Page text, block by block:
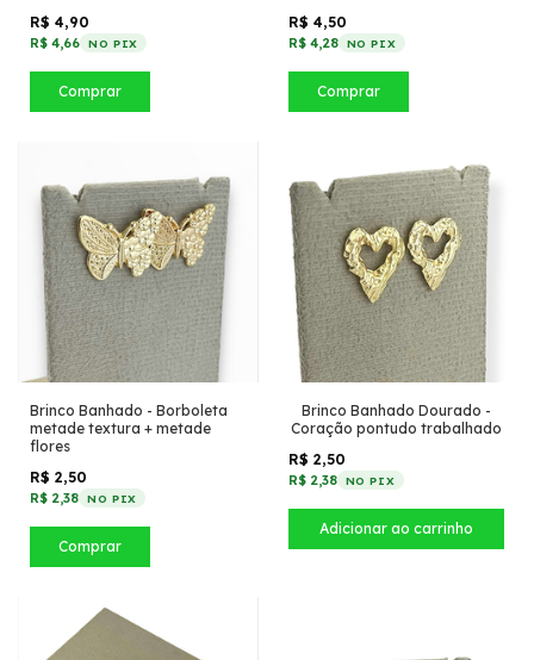
R$ 4,90
R$ 4,66 NO PIX
Comprar
R$ 4,50
R$ 4,28 NO PIX
Comprar
Brinco Banhado - Borboleta
metade textura + metade
flores
R$ 2,50
R$ 2,38 NO PIX
Comprar
Brinco Banhado Dourado -
Coração pontudo trabalhado
R$ 2,50
R$ 2,38 NO PIX